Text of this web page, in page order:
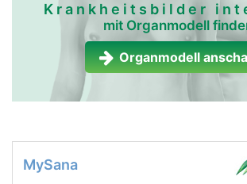
Krankheitsbilder
mit Organmodell
Organmodell
MySana